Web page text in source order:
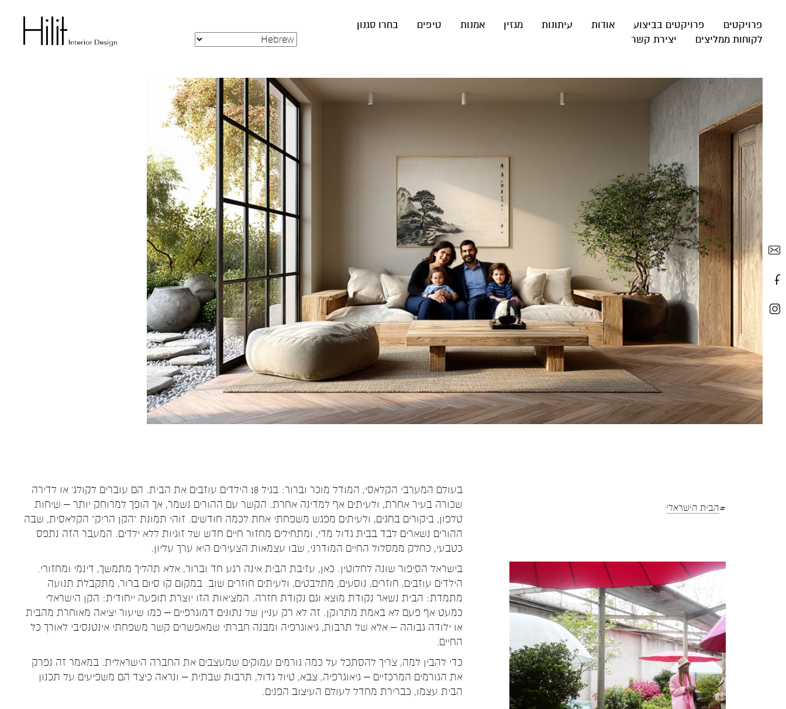
פרויקטים פרויקטים בביצוע אודות עיתונות מגזין אמנות טיפים
בחרו סגנון
לקוחות ממליצים
יצירת קשר
#הבית הישראלי
בעולם המערבי הקלאסי, המודל מוכר וברור: בגיל 18 הילדים עוזבים את הבית. הם עוברים לקולג' או לדירה
שכורה בעיר אחרת, ולעיתים אף למדינה אחרת. הקשר עם ההורים נשמר, אך הופך למרוחק יותר – שיחות
טלפון, ביקורים בחגים, ולעיתים מפגש משפחתי אחת לכמה חודשים. זוהי תמונת "הקן הריק" הקלאסית, שבה
ההורים נשארים לבד בבית גדול מדי, ומתחילים מחזור חיים חדש של זוגיות ללא ילדים. המעבר הזה נתפס
כטבעי, כחלק ממסלול החיים המודרני, שבו עצמאות הצעירים היא ערך עליון.
בישראל הסיפור שונה לחלוטין. כאן, עזיבת הבית אינה רגע חד וברור, אלא תהליך מתמשך, דינמי ומחזורי.
הילדים עוזבים, חוזרים, נוסעים, מתלבטים, ולעיתים חוזרים שוב. במקום קו סיום ברור, מתקבלת תנועה
מתמדת: הבית נשאר נקודת מוצא וגם נקודת חזרה. המציאות הזו יוצרת תופעה ייחודית: הקן הישראלי
כמעט אף פעם לא באמת מתרוקן. זה לא רק עניין של נתונים דמוגרפיים – כמו שיעור יציאה מאוחרת מהבית
או ילודה גבוהה – אלא של תרבות, גיאוגרפיה ומבנה חברתי שמאפשרים קשר משפחתי אינטנסיבי לאורך כל
החיים.
כדי להבין למה, צריך להסתכל על כמה גורמים עמוקים שמעצבים את החברה הישראלית. במאמר זה נפרק
את הגורמים המרכזיים – גיאוגרפיה, צבא, טיול גדול, תרבות שבתית – ונראה כיצד הם משפיעים על תכנון
הבית עצמו, כברירת מחדל לעולם העיצוב הפנים.